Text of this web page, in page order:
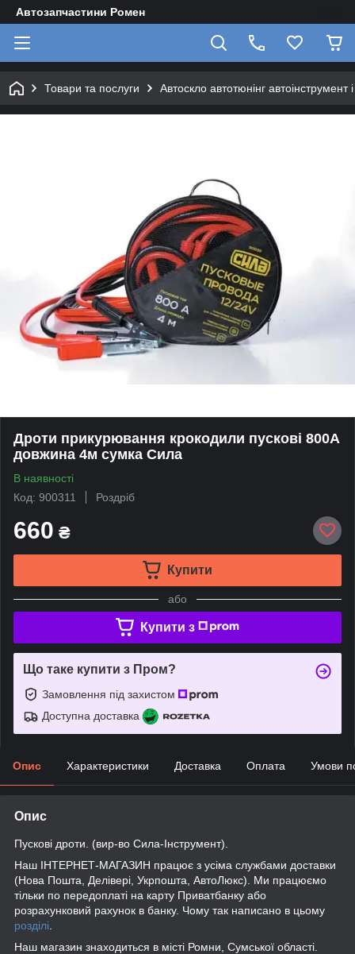
Автозапчастини Ромен
Товари та послуги Автоскло автотюнінг автоінструмент
Дроти прикурювання крокодили пускові 800А
довжина 4м сумка Сила
В наявності
Код: 900311
Роздріб
660 ₴
Купити
або
Купити з
Що таке купити з Пром?
Замовлення під захистом
Доступна доставка
Опис Характеристики Доставка Оплата Умови
Опис
Пускові дроти. (вир-во Сила-Інструмент).
Наш ІНТЕРНЕТ-МАГАЗИН працює з усіма службами доставки
(Нова Пошта, Делівері, Укрпошта, АвтоЛюкс). Ми працюємо
тільки по передоплаті на карту Приватбанку або
розрахунковий рахунок в банку. Чому так написано в цьому
розділі
Наш магазин знаходиться в місті Ромни, Сумської області.